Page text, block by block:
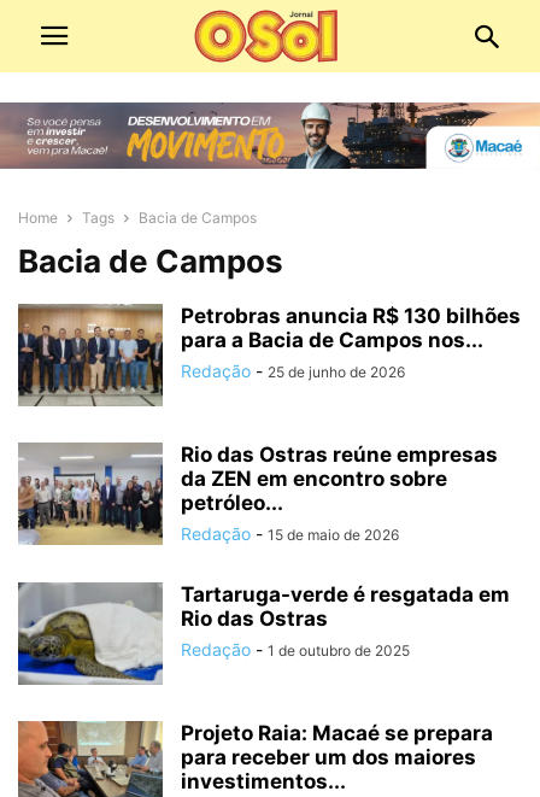
Home Tags Bacia de Campos
Bacia de Campos
Petrobras anuncia R$ 130 bilhões
para a Bacia de Campos nos...
Redação - 25 de junho de 2026
Rio das Ostras reúne empresas
da ZEN em encontro sobre
petróleo...
Redação - 15 de maio de 2026
Tartaruga-verde é resgatada em
Rio das Ostras
Redação - 1 de outubro de 2025
Projeto Raia: Macaé se prepara
para receber um dos maiores
investimentos...